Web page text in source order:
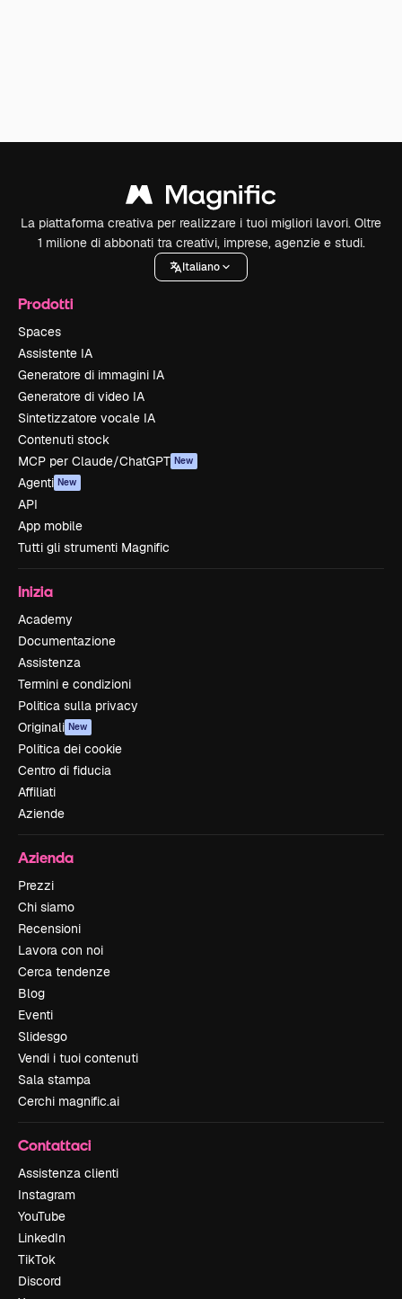
La piattaforma creativa per realizzare i tuoi migliori lavori. Oltre
1 milione di abbonati tra creativi, imprese, agenzie e studi.
Italiano
Prodotti
Spaces
Assistente IA
Generatore di immagini IA
Generatore di video IA
Sintetizzatore vocale IA
Contenuti stock
MCP per Claude/ChatGPT New
Agenti New
API
App mobile
Tutti gli strumenti Magnific
Inizia
Academy
Documentazione
Assistenza
Termini e condizioni
Politica sulla privacy
Originali New
Politica dei cookie
Centro di fiducia
Affiliati
Aziende
Azienda
Prezzi
Chi siamo
Recensioni
Lavora con noi
Cerca tendenze
Blog
Eventi
Slidesgo
Vendi i tuoi contenuti
Sala stampa
Cerchi magnific.ai
Contattaci
Assistenza clienti
Instagram
YouTube
LinkedIn
TikTok
Discord